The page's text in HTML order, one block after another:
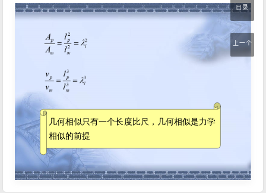
目录
上一个